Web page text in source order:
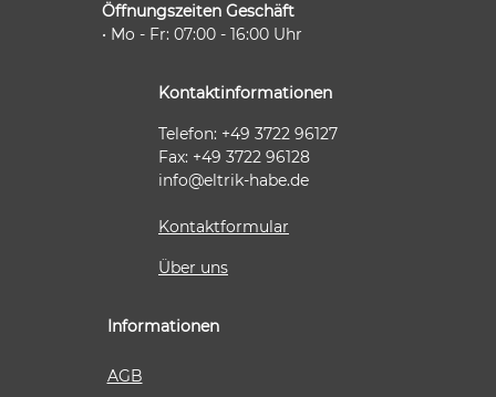
Öffnungszeiten Geschäft
• Mo - Fr: 07:00 - 16:00 Uhr
Kontaktinformationen
Telefon: +49 3722 96127
Fax: +49 3722 96128
info@eltrik-habe.de
Kontaktformular
Über uns
Informationen
AGB